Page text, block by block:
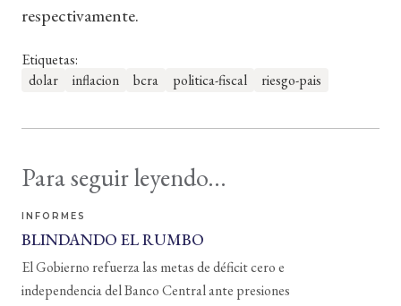
respectivamente.
Etiquetas:
dolar
inflacion bcra politica-fiscal riesgo-pais
Para seguir leyendo...
INFORMES
BLINDANDO EL RUMBO
El Gobierno refuerza las metas de déficit cero e
independencia del Banco Central ante presiones